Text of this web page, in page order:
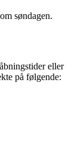
søndagen.
eller
på følgende: